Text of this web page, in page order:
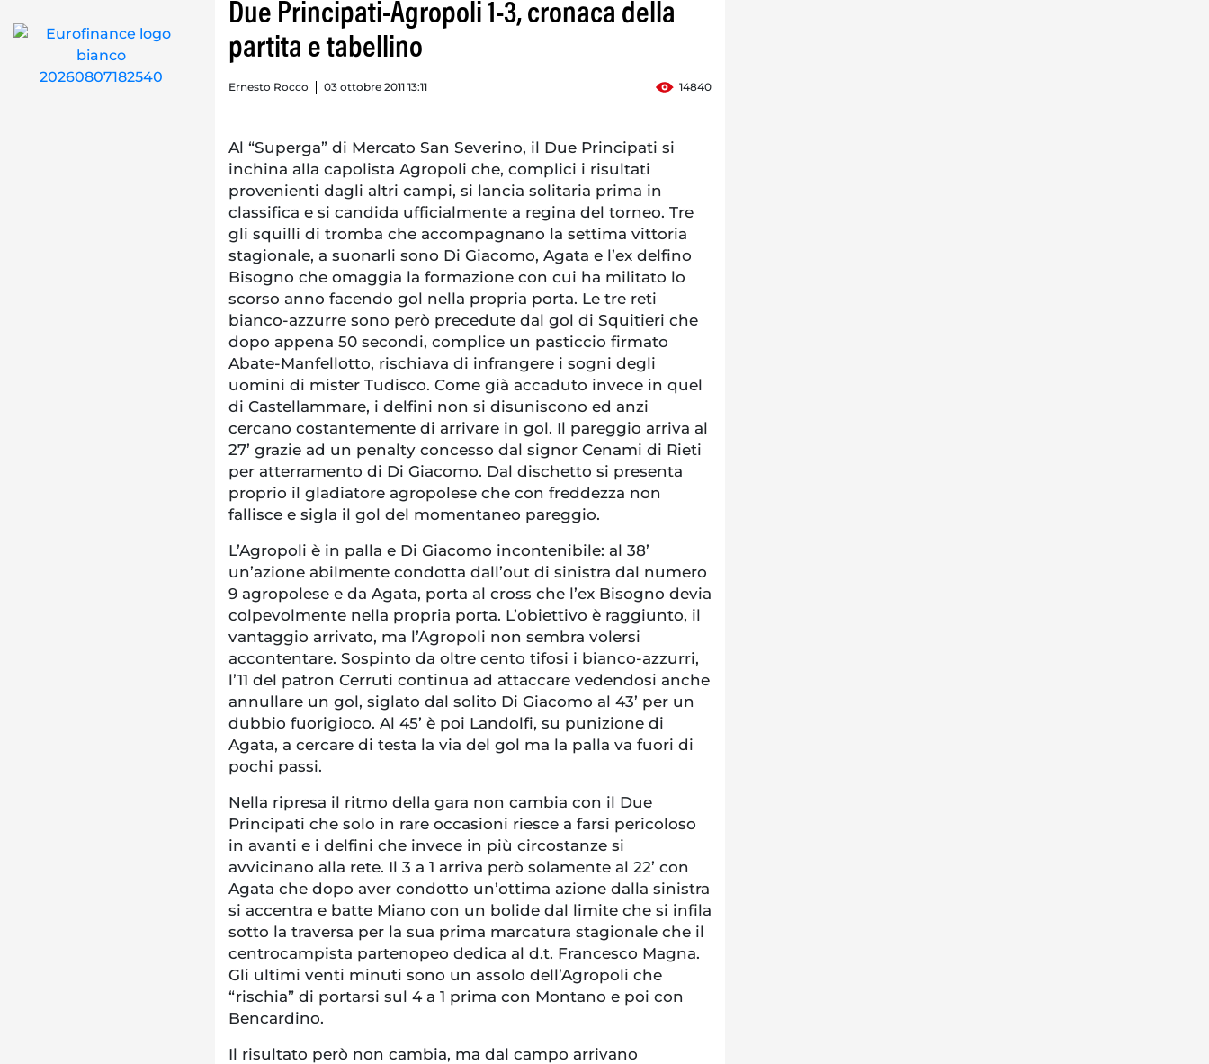
Due Principati-Agropoli 1-3, cronaca della
partita e tabellino
Ernesto Rocco 03 ottobre 2011 13:11 14840
Al “Superga” di Mercato San Severino, il Due Principati si
inchina alla capolista Agropoli che, complici i risultati
provenienti dagli altri campi, si lancia solitaria prima in
classifica e si candida ufficialmente a regina del torneo. Tre
gli squilli di tromba che accompagnano la settima vittoria
stagionale, a suonarli sono Di Giacomo, Agata e l’ex delfino
Bisogno che omaggia la formazione con cui ha militato lo
scorso anno facendo gol nella propria porta. Le tre reti
bianco-azzurre sono però precedute dal gol di Squitieri che
dopo appena 50 secondi, complice un pasticcio firmato
Abate-Manfellotto, rischiava di infrangere i sogni degli
uomini di mister Tudisco. Come già accaduto invece in quel
di Castellammare, i delfini non si disuniscono ed anzi
cercano costantemente di arrivare in gol. Il pareggio arriva al
27’ grazie ad un penalty concesso dal signor Cenami di Rieti
per atterramento di Di Giacomo. Dal dischetto si presenta
proprio il gladiatore agropolese che con freddezza non
fallisce e sigla il gol del momentaneo pareggio.
L’Agropoli è in palla e Di Giacomo incontenibile: al 38’
un’azione abilmente condotta dall’out di sinistra dal numero
9 agropolese e da Agata, porta al cross che l’ex Bisogno devia
colpevolmente nella propria porta. L’obiettivo è raggiunto, il
vantaggio arrivato, ma l’Agropoli non sembra volersi
accontentare. Sospinto da oltre cento tifosi i bianco-azzurri,
l’11 del patron Cerruti continua ad attaccare vedendosi anche
annullare un gol, siglato dal solito Di Giacomo al 43’ per un
dubbio fuorigioco. Al 45’ è poi Landolfi, su punizione di
Agata, a cercare di testa la via del gol ma la palla va fuori di
pochi passi.
Nella ripresa il ritmo della gara non cambia con il Due
Principati che solo in rare occasioni riesce a farsi pericoloso
in avanti e i delfini che invece in più circostanze si
avvicinano alla rete. Il 3 a 1 arriva però solamente al 22’ con
Agata che dopo aver condotto un’ottima azione dalla sinistra
si accentra e batte Miano con un bolide dal limite che si infila
sotto la traversa per la sua prima marcatura stagionale che il
centrocampista partenopeo dedica al d.t. Francesco Magna.
Gli ultimi venti minuti sono un assolo dell’Agropoli che
“rischia” di portarsi sul 4 a 1 prima con Montano e poi con
Bencardino.
Il risultato però non cambia, ma dal campo arrivano